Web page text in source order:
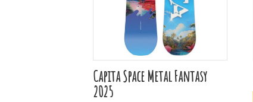
Capita Space Metal Fantasy
2025